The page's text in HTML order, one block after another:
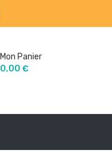
Mon Panier
0,00 €